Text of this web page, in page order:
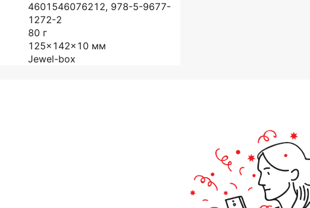
4601546076212, 978-5-9677-
1272-2
80 г
125x142x10 мм
Jewel-box